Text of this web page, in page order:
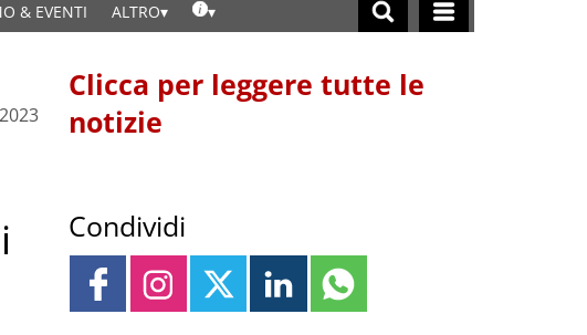
& EVENTI ALTRO
Clicca per leggere tutte le
notizie
Condividi